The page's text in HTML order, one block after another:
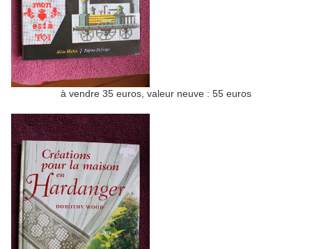
à vendre 35 euros, valeur neuve : 55 euros